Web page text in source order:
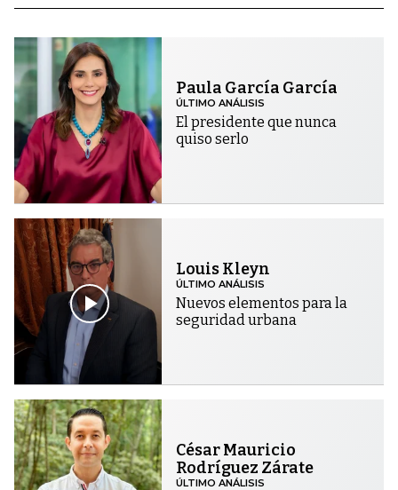
Paula García García
ÚLTIMO ANÁLISIS
El presidente que nunca
quiso serlo
Louis Kleyn
ÚLTIMO ANÁLISIS
Nuevos elementos para la
seguridad urbana
César Mauricio
Rodríguez Zárate
ÚLTIMO ANÁLISIS